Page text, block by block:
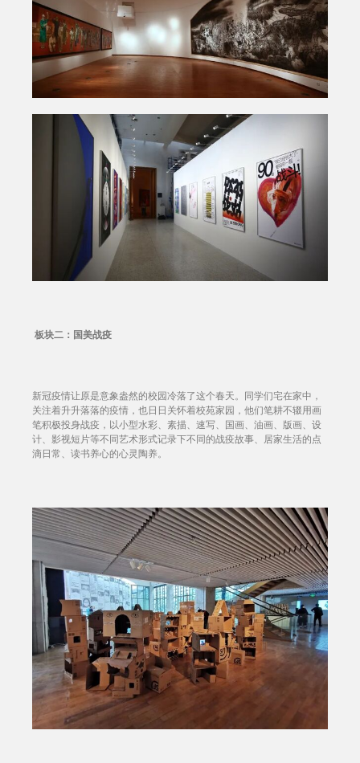
板块二：国美战疫
新冠疫情让原是意象盎然的校园冷落了这个春天。同学们宅在家中，
关注着升升落落的疫情，也日日关怀着校苑家园，他们笔耕不辍用画
笔积极投身战疫，以小型水彩、素描、速写、国画、油画、版画、设
计、影视短片等不同艺术形式记录下不同的战疫故事、居家生活的点
滴日常、读书养心的心灵陶养。